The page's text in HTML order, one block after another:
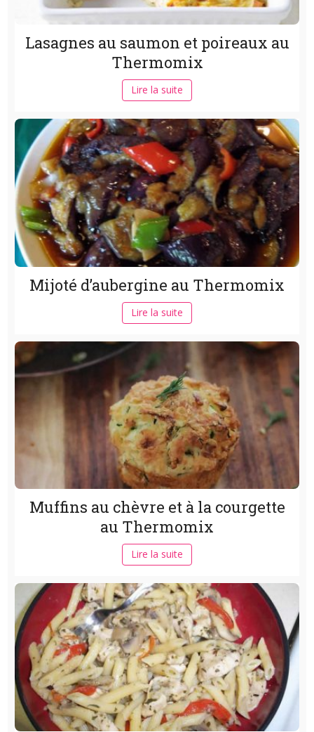
Lasagnes au saumon et poireaux au
Thermomix
Lire la suite
Mijoté d’aubergine au Thermomix
Lire la suite
Muffins au chèvre et à la courgette
au Thermomix
Lire la suite